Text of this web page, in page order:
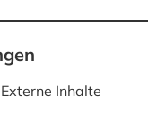
Externe Inhalte